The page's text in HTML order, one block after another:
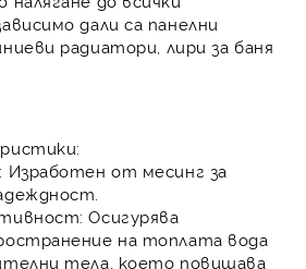
дали са панелни
радиатори лири за баня
Изработен от месинг за
Осигурява
на топлата вода
тела, което повишава